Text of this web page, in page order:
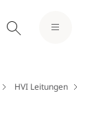
HVI Leitungen